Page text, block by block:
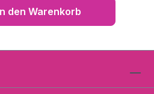
den Warenkorb